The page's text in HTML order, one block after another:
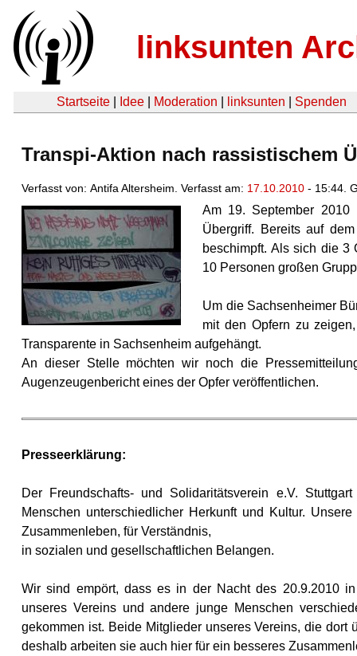
linksunten
Startseite Idee Moderation linksunten Spenden
Transpi-Aktion nach rassistischem
Verfasst von: Antifa Altersheim. Verfasst am: 17.10.2010 - 15:44.
Am 19. September 2010
Übergriff. Bereits auf
beschimpft. Als sich die 3
10 Personen großen
Um die Sachsenheimer
mit den Opfern zu
Transparente in Sachsenheim aufgehängt.
An dieser Stelle möchten wir noch die
Augenzeugenbericht eines der Opfer veröffentlichen.
Presseerklärung:
Der Freundschafts- und Solidaritätsverein e.V.
Menschen unterschiedlicher Herkunft und Kultur.
Zusammenleben, für Verständnis,
in sozialen und gesellschaftlichen Belangen.
Wir sind empört, dass es in der Nacht des 20.9.2010
unseres Vereins und andere junge Menschen
gekommen ist. Beide Mitglieder unseres Vereins, die
deshalb arbeiten sie auch hier für ein besseres